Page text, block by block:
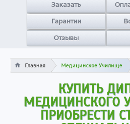
Заказать
Гарантии
Отзывы
Главная Медицинское Училище
КУПИТЬ
МЕДИЦИНСКОГО
ПРИОБРЕСТИ